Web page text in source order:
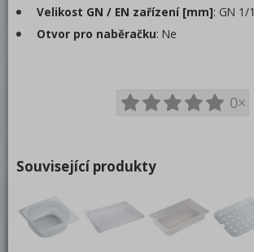
Hrnce, kastroly a rendlíky
Termoporty
Podnosy
Bufety
REDFOX
Velikost GN / EN zařízení [mm]: GN 1/1
Otvor pro naběračku: Ne
0×
Související produkty